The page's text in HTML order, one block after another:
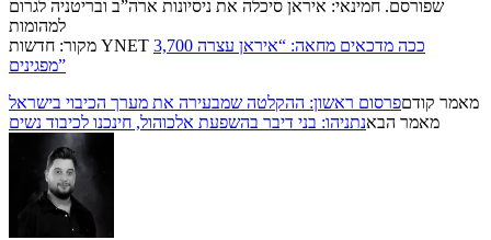
שפורסם. חמינאי: איראן סיכלה את ניסיונות ארה”ב ובריטניה לגרום
למהומות
מקור: חדשות YNET ככה מדכאים מחאה: “איראן עצרה 3,700
מפגינים”
מאמר קודםפרסום ראשון: ההקלטה שמבעירה את מערך הכיבוי בישראל
מאמר הבאנתניהו: בני דיבר בהשפעת אלכוהול, חינכנו לכיבוד נשים